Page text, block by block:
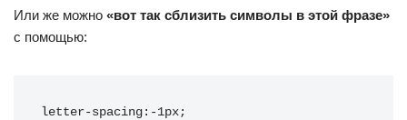
Или же можно «вот так сблизить символы в этой фразе»
с помощью:
letter-spacing:-1px;